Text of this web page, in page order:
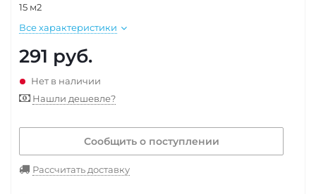
15 м2
Все характеристики
291 руб.
Нет в наличии
Нашли дешевле?
Сообщить о поступлении
Рассчитать доставку